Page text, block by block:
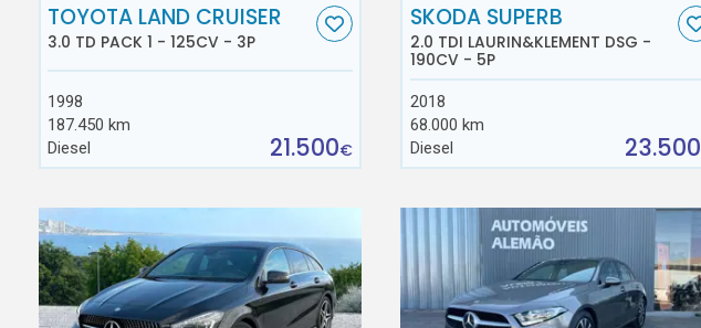
TOYOTA LAND CRUISER
3.0 TD PACK 1 - 125CV - 3P
1998
187.450 km
Diesel
21.500€
SKODA SUPERB
2.0 TDI LAURIN&KLEMENT DSG -
190CV - 5P
2018
68.000 km
Diesel
23.500